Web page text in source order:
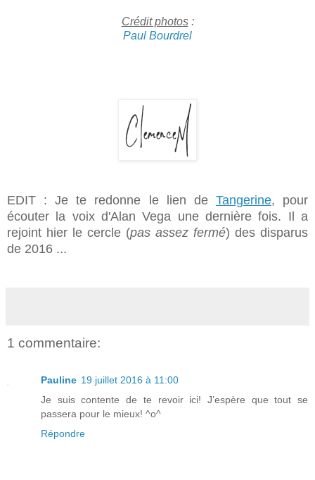
Crédit photos:
Paul Bourdrel
EDIT : Je te redonne le lien de Tangerine, pour
écouter la voix d'Alan Vega une dernière fois. Il a
rejoint hier le cercle (pas assez fermé) des disparus
de 2016 ...
1 commentaire:
Pauline 19 juillet 2016 à 11:00
Je suis contente de te revoir ici! J’espère que tout se
passera pour le mieux! ^o^
Répondre